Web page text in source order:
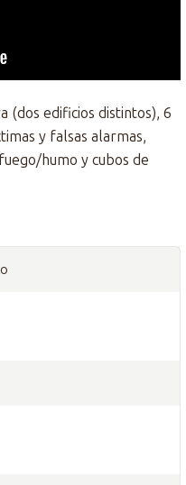
(dos edificios distintos), 6
y falsas alarmas,
humo y cubos de